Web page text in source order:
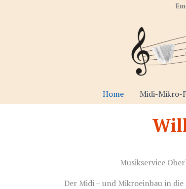
Home Midi-Mikro-
Musikservice
Der Midi – und Mikroeinbau in